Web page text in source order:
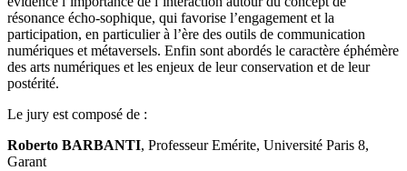
résonance écho-sophique, qui favorise l’engagement et la
participation, en particulier à l’ère des outils de communication
numériques et métaversels. Enfin sont abordés le caractère éphémère
des arts numériques et les enjeux de leur conservation et de leur
postérité.
Le jury est composé de :
Roberto BARBANTI, Professeur Emérite, Université Paris 8,
Garant